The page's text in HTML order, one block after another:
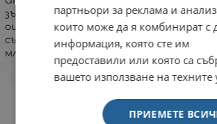
зърно, соя, захар, подобрители на
оцветители или консерванти. Той е
съобразен с хранителните нужди на
млади кучета.
партньори за реклама и
които може да я комбинират с
информация, която сте им
предоставили или която са
вашето използване на техните
ПРИЕМЕТЕ